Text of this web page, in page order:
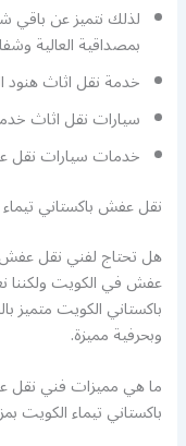
لذلك نتميز عن باقي
بمصداقية العالية
خدمة نقل اثاث هنود
سيارات نقل اثاث خدمة 24
خدمات سيارات نقل
نقل عفش باكستاني تيماء
هل تحتاج لفني نقل عفش
عفش في الكويت
باكستاني الكويت متميز
وبحرفية مميزة.
ما هي مميزات فني نقل
باكستاني تيماء الكويت